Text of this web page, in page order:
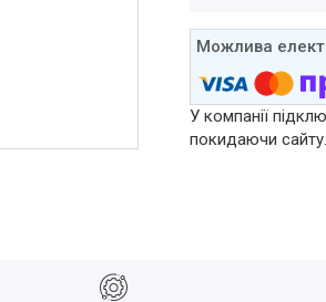
У компанії
покидаючи сайту.